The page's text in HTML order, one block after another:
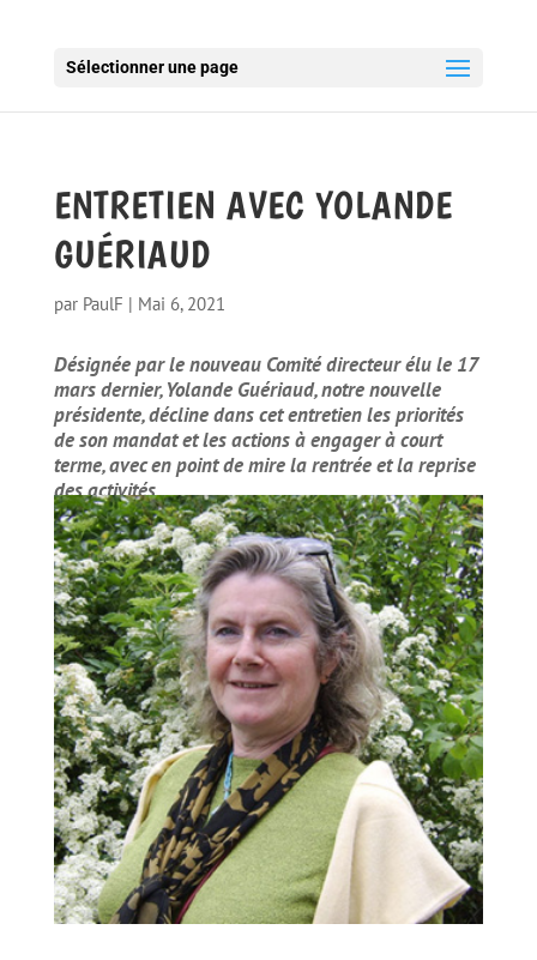
Sélectionner une page
ENTRETIEN AVEC YOLANDE
GUÉRIAUD
par PaulF | Mai 6, 2021
Désignée par le nouveau Comité directeur élu le 17
mars dernier, Yolande Guériaud, notre nouvelle
présidente, décline dans cet entretien les priorités
de son mandat et les actions à engager à court
terme, avec en point de mire la rentrée et la reprise
des activités.